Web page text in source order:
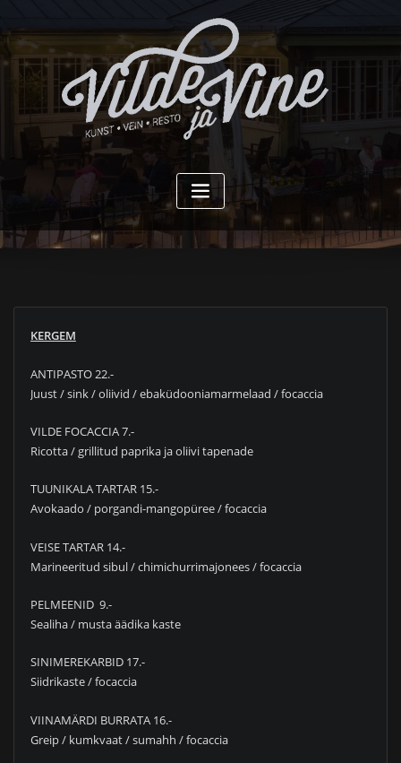
content
KERGEM
ANTIPASTO 22.-
Juust / sink / oliivid / ebaküdooniamarmelaad / focaccia
VILDE FOCACCIA 7.-
Ricotta / grillitud paprika ja oliivi tapenade
TUUNIKALA TARTAR 15.-
Avokaado / porgandi-mangopüree / focaccia
VEISE TARTAR 14.-
Marineeritud sibul / chimichurrimajonees / focaccia
PELMEENID 9.-
Sealiha / musta äädika kaste
SINIMEREKARBID 17.-
Siidrikaste / focaccia
VIINAMÄRDI BURRATA 16.-
Greip / kumkvaat / sumahh / focaccia